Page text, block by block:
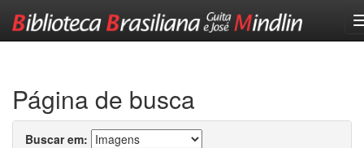
Página de busca
Buscar em: